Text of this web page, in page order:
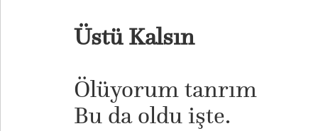
Üstü Kalsın
Ölüyorum tanrım
Bu da oldu işte.